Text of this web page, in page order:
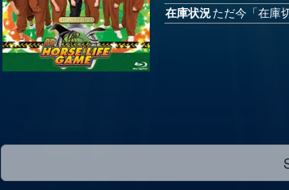
在庫状況ただ今「在庫